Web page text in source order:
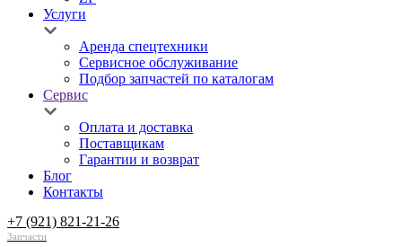
Услуги
Аренда спецтехники
Сервисное обслуживание
Подбор запчастей по каталогам
Сервис
Оплата и доставка
Поставщикам
Гарантии и возврат
Блог
Контакты
+7 (921) 821-21-26
Запчасти